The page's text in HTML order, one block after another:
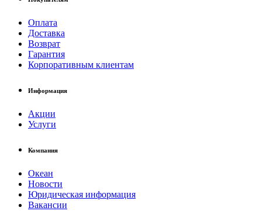
Оплата
Доставка
Возврат
Гарантия
Корпоративным клиентам
Информация
Акции
Услуги
Компания
Океан
Новости
Юридическая информация
Вакансии